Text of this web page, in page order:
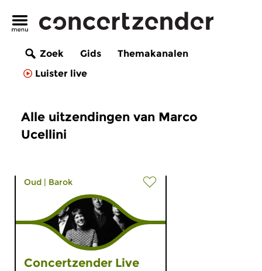
Zoek Gids
Themakanalen
Luister live
Alle uitzendingen van Marco
Ucellini
Oud | Barok
Concertzender Live